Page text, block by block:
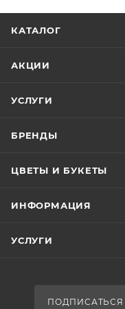
КАТАЛОГ
АКЦИИ
УСЛУГИ
БРЕНДЫ
ЦВЕТЫ И БУКЕТЫ
ИНФОРМАЦИЯ
УСЛУГИ